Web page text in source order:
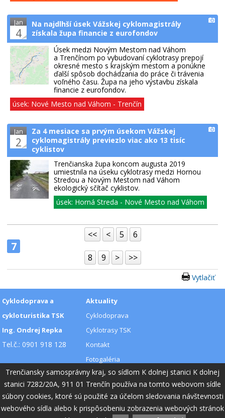
Trenčiansky samosprávny kraj, so sídlom K dolnej stanici K dolnej
stanici 7282/20A, 911 01 Trenčín používa na tomto webovom sídle
súbory cookies, ktoré sú použité za účelom sledovania návštevnosti
webového sídla alebo k prispôsobeniu zobrazenia webových stránok
Jan
4
Na najdlhší úsek Vážskej cyklomagistrály
získala župa financie z eurofondov
Úsek medzi Novým Mestom nad Váhom
a Trenčínom po vybudovaní cyklotrasy prepojí
okresné mesto s krajským mestom a ponúkne
ďalší spôsob dochádzania do práce či trávenia
voľného času. Župa na jeho výstavbu získala
financie z eurofondov.
úsek: Nové Mesto nad Váhom - Trenčín
Jan
2
Za 4 mesiace sa prvým úsekom Vážskej
cyklomagistrály previezlo viac ako 13 tisíc
cyklistov
Trenčianska župa koncom augusta 2019
umiestnila na úseku cyklotrasy medzi Hornou
Stredou a Novým Mestom nad Váhom
ekologický sčítač cyklistov.
úsek: Horná Streda - Nové Mesto nad Váhom
<< < 5 6
7
8 9 > >>
Vytlačiť
Cyklodoprava a
cykloturistika TSK
Ing. Ondrej Repka
Tel.č.: 0901 918 128
Aktuality
Cyklodoprava
Cyklotrasy TSK
Kontakt
Fotogaléria
Videogaléria
Cookies - viac informácií|Vyhlásenie o prístupnosti|
Technický prevádzkovateľ |Správca obsahu
GenerujeCMS BUXUS